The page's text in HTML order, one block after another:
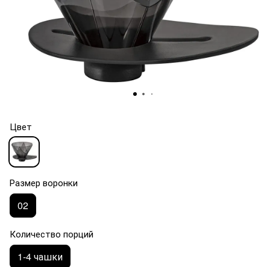
Цвет
Размер воронки
02
Количество порций
1-4 чашки